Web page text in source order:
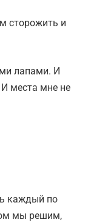
сторожить и
лапами. И
места мне не
каждый по
мы решим,